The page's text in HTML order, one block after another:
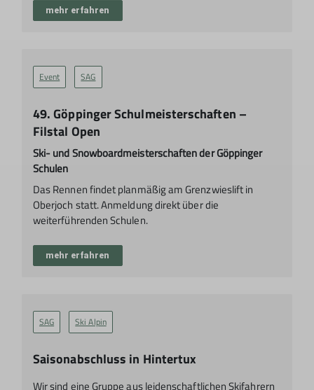
mehr erfahren
Event SAG
49. Göppinger Schulmeisterschaften –
Filstal Open
Ski- und Snowboardmeisterschaften der Göppinger
Schulen
Das Rennen findet planmäßig am Grenzwieslift in
Oberjoch statt. Anmeldung direkt über die
weiterführenden Schulen.
mehr erfahren
SAG Ski Alpin
Saisonabschluss in Hintertux
Wir sind eine Gruppe aus leidenschaftlichen Skifahrern